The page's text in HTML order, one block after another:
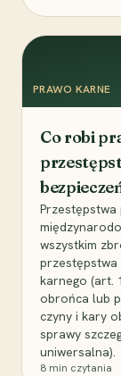
PRAWO KARNE
Co robi
Przestępstwa
wszystkim
przestępstwa
karnego (art.
obrońca lub
czyny i kary
sprawy
uniwersalna).
8 min czytania